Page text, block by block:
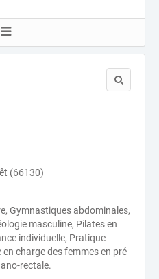
(66130)
Gymnastiques abdominales,
masculine, Pilates en
individuelle, Pratique
charge des femmes en pré
rectale.